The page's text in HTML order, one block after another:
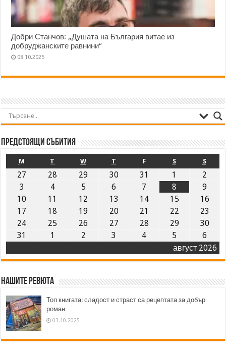
Добри Станчов: „Душата на България витае из
добруджанските равнини“
08.10.2025
Предстоящи събития
август 2026
M T W T F S S
27 28 29 30 31 1
2
3
4 5 6 7 8
9
10
11 12 13 14 15
16
17
18 19 20 21 22
23
24
25 26 27 28 29
30
31
1 2 3 4 5 6
Нашите ревюта
Топ книгата: сладост и страст са рецептата за добър
роман
03.10.2025